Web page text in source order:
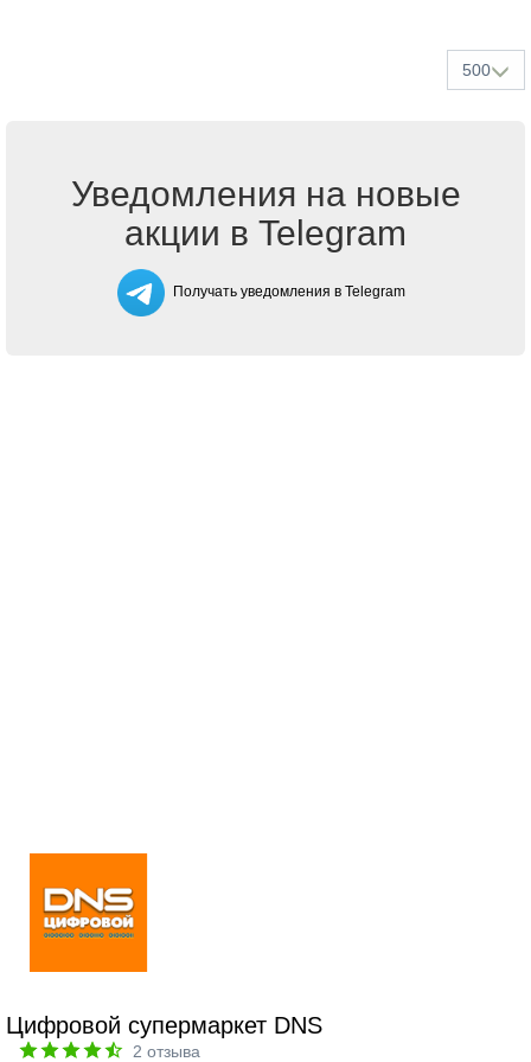
500
Уведомления на новые
акции в Telegram
Получать уведомления в Telegram
Цифровой супермаркет DNS
2 отзыва